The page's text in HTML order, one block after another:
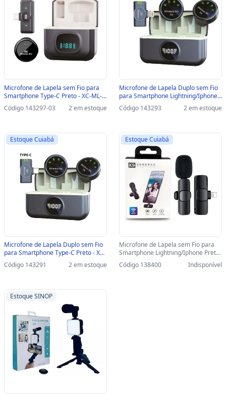
Microfone de Lapela sem Fio para
Smartphone Type-C Preto - XC-ML-
13-SINOP-03 - XC-ML-13
Código 143297-03 2 em estoque
Microfone de Lapela Duplo sem Fio
para Smartphone Lightning/Iphone
Preto - XC-ML-12 - XC-ML-12
Código 143293 2 em estoque
Estoque Cuiabá
Microfone de Lapela Duplo sem Fio
para Smartphone Type-C Preto - XC-
ML-11 - XC-ML-11
Código 143291 2 em estoque
Estoque Cuiabá
Microfone de Lapela sem Fio para
Smartphone Lightning/Iphone Preto
- K9 - IP-F1 - IP-F1
Código 138400 Indisponível
Estoque SINOP